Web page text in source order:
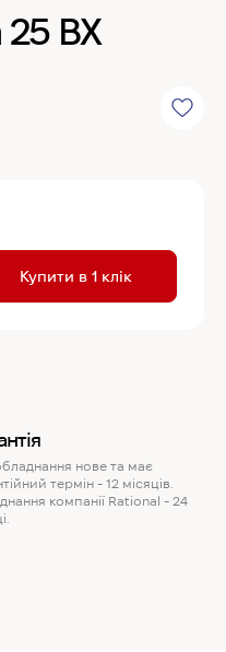
BX
Купити в 1 клік
нове та має
термін - 12 місяців.
компанії Rational - 24